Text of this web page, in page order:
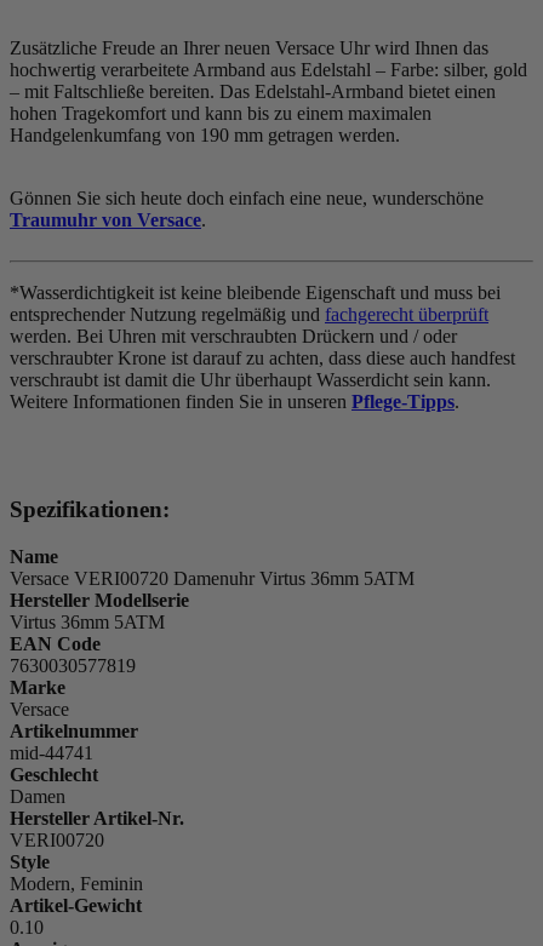
Zusätzliche Freude an Ihrer neuen Versace Uhr wird Ihnen das
hochwertig verarbeitete Armband aus Edelstahl – Farbe: silber, gold
– mit Faltschließe bereiten. Das Edelstahl-Armband bietet einen
hohen Tragekomfort und kann bis zu einem maximalen
Handgelenkumfang von 190 mm getragen werden.
Gönnen Sie sich heute doch einfach eine neue, wunderschöne
Traumuhr von Versace.
*Wasserdichtigkeit ist keine bleibende Eigenschaft und muss bei
entsprechender Nutzung regelmäßig und fachgerecht überprüft
werden. Bei Uhren mit verschraubten Drückern und / oder
verschraubter Krone ist darauf zu achten, dass diese auch handfest
verschraubt ist damit die Uhr überhaupt Wasserdicht sein kann.
Weitere Informationen finden Sie in unseren Pflege-Tipps.
Spezifikationen:
Name
Versace VERI00720 Damenuhr Virtus 36mm 5ATM
Hersteller Modellserie
Virtus 36mm 5ATM
EAN Code
7630030577819
Marke
Versace
Artikelnummer
mid-44741
Geschlecht
Damen
Hersteller Artikel-Nr.
VERI00720
Style
Modern, Feminin
Artikel-Gewicht
0.10